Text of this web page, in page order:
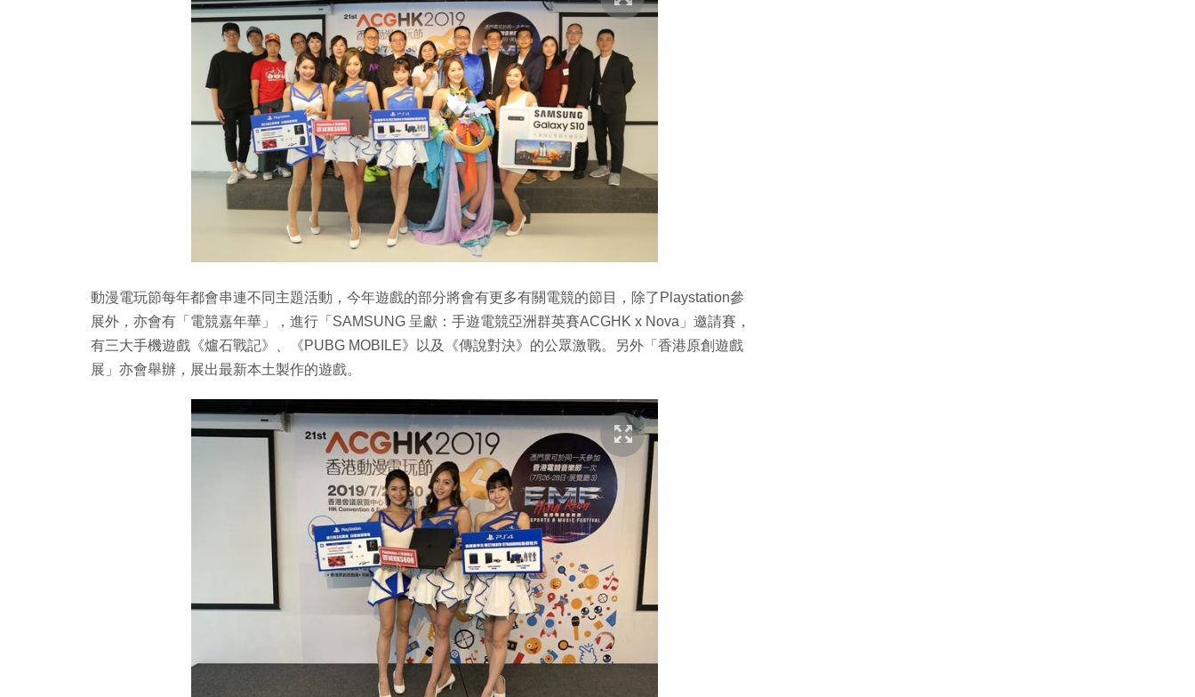
動漫電玩節每年都會串連不同主題活動，今年遊戲的部分將會有更多有關電競的節目，除了Playstation參
展外，亦會有「電競嘉年華」，進行「SAMSUNG 呈獻：手遊電競亞洲群英賽ACGHK x Nova」邀請賽，
有三大手機遊戲《爐石戰記》、《PUBG MOBILE》以及《傳說對決》的公眾激戰。另外「香港原創遊戲
展」亦會舉辦，展出最新本土製作的遊戲。